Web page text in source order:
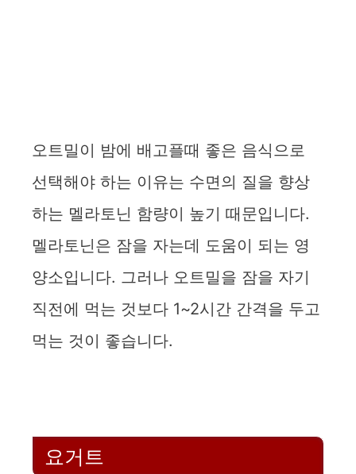
오트밀이 밤에 배고플때 좋은 음식으로
선택해야 하는 이유는 수면의 질을 향상
하는 멜라토닌 함량이 높기 때문입니다.
멜라토닌은 잠을 자는데 도움이 되는 영
양소입니다. 그러나 오트밀을 잠을 자기
직전에 먹는 것보다 1~2시간 간격을 두고
먹는 것이 좋습니다.
요거트